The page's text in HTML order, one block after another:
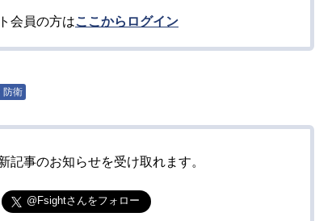
会員の方はここからログイン
防衛
記事のお知らせを受け取れます。
@Fsightさんをフォロー